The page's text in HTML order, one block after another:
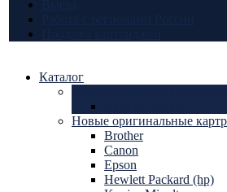
Каталог
Новые оригинальные
Brother
Canon
Epson
Hewlett Packard (hp)